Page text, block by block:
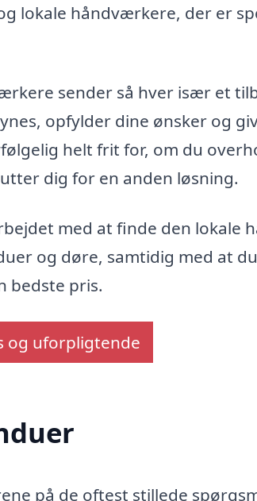
lokale håndværkere, der er
sender så hver især et
opfylder dine ønsker og
helt frit for, om du
dig for en anden løsning.
med at finde den lokale
og døre, samtidig med at
bedste pris.
og uforpligtende
på de oftest stillede